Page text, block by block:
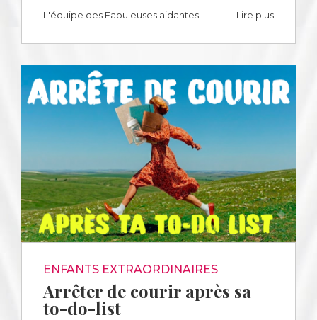
L'équipe des Fabuleuses aidantes Lire plus
ENFANTS EXTRAORDINAIRES
Arrêter de courir après sa
to-do-list